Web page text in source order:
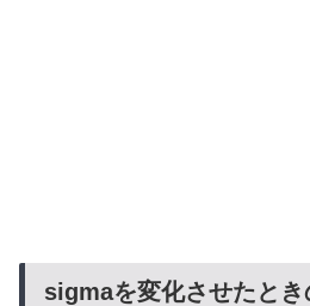
sigmaを変化させたと